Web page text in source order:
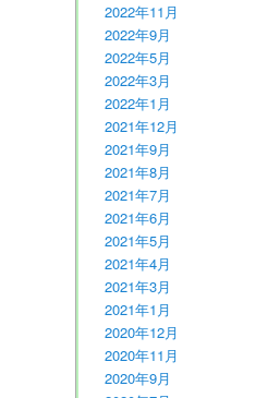
2022年11月
2022年9月
2022年5月
2022年3月
2022年1月
2021年12月
2021年9月
2021年8月
2021年7月
2021年6月
2021年5月
2021年4月
2021年3月
2021年1月
2020年12月
2020年11月
2020年9月